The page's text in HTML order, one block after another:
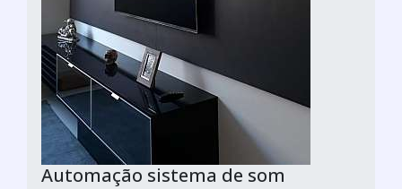
Automação sistema de som